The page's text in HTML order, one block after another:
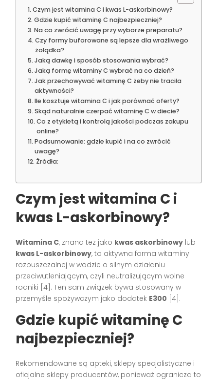
Czym jest witamina C i kwas L-askorbinowy?
Gdzie kupić witaminę C najbezpieczniej?
Na co zwrócić uwagę przy wyborze preparatu?
Czy formy buforowane są lepsze dla wrażliwego
żołądka?
Jaką dawkę i sposób stosowania wybrać?
Jaką formę witaminy C wybrać na co dzień?
Jak przechowywać witaminę C żeby nie traciła
aktywności?
Ile kosztuje witamina C i jak porównać oferty?
Skąd naturalnie czerpać witaminę C w diecie?
Co z etykietą i kontrolą jakości podczas zakupu
online?
Podsumowanie: gdzie kupić i na co zwrócić
uwagę?
Źródła:
Czym jest witamina C i
kwas L-askorbinowy?
Witamina C, znana też jako kwas askorbinowy lub
kwas L-askorbinowy, to aktywna forma witaminy
rozpuszczalnej w wodzie o silnym działaniu
przeciwutleniającym, czyli neutralizującym wolne
rodniki [4]. Ten sam związek bywa stosowany w
przemyśle spożywczym jako dodatek E300 [4].
Gdzie kupić witaminę C
najbezpieczniej?
Rekomendowane są apteki, sklepy specjalistyczne i
oficjalne sklepy producentów, ponieważ ogranicza to